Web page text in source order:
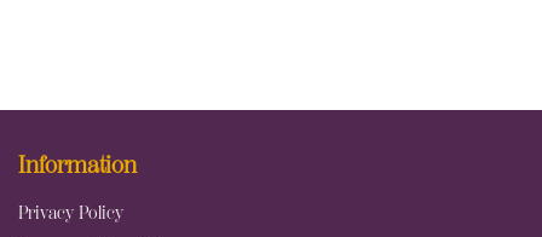
Information
Privacy Policy